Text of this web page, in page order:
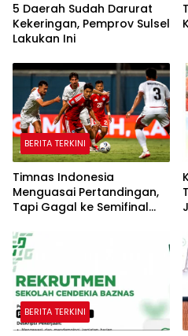
5 Daerah Sudah Darurat
Kekeringan, Pemprov Sulsel
Lakukan Ini
BERITA TERKINI
Timnas Indonesia
Menguasai Pertandingan,
Tapi Gagal ke Semifinal
BERITA TERKINI